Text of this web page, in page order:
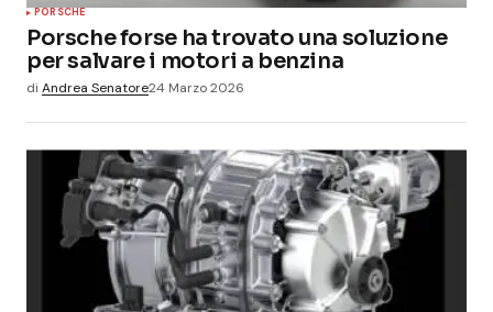
PORSCHE
Porsche forse ha trovato una soluzione
per salvare i motori a benzina
di Andrea Senatore24 Marzo 2026